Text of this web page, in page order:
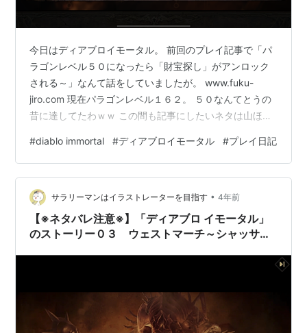
今日はディアブロイモータル。 前回のプレイ記事で「パ
ラゴンレベル５０になったら「財宝探し」がアンロック
される～」なんて話をしていましたが。 www.fuku-
jiro.com 現在パラゴンレベル１６２。 ５０なんてとうの
昔に達してたわｗｗ この間も記事にしたいネタは山ほど
ころで誰も興味ないとは思いますがｗ 「財宝探し」はと
いうと、 ほぼ完遂状態です。 これで最高効率でアイテム
が掘れるはず。 そういえば「なんでみんな「財宝探し」
を待たずにパラゴン割り振っちゃうんだろう」なんて話
をしてましたが。 リセットできるのねｗｗｗ なっとくｗ
さて、 突然…
#diablo immortal #ディアブロイモータル #プレイ日記
サラリーマンはイラストレーターを目指す • 4年前
【※ネタバレ注意※】「ディアブロ イモータル」
のストーリー０３ ウェストマーチ～シャッサー